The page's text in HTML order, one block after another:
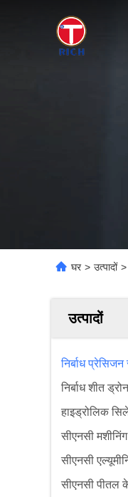
घर > उत्पादों >
उत्पादों
निर्बाध
निर्बाध शीत
हाइड्रोलिक
सीएनसी मशीनिंग
सीएनसी
सीएनसी पीतल